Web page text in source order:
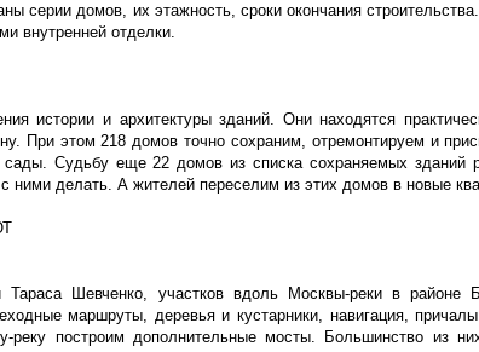
серии домов, их этажность, сроки окончания
внутренней отделки.
истории и архитектуры зданий. Они находятся
При этом 218 домов точно сохраним, отремонтируем и
Судьбу еще 22 домов из списка сохраняемых зданий
ними делать. А жителей переселим из этих домов в новые
Тараса Шевченко, участков вдоль Москвы-реки в районе
маршруты, деревья и кустарники, навигация,
реку построим дополнительные мосты. Большинство из